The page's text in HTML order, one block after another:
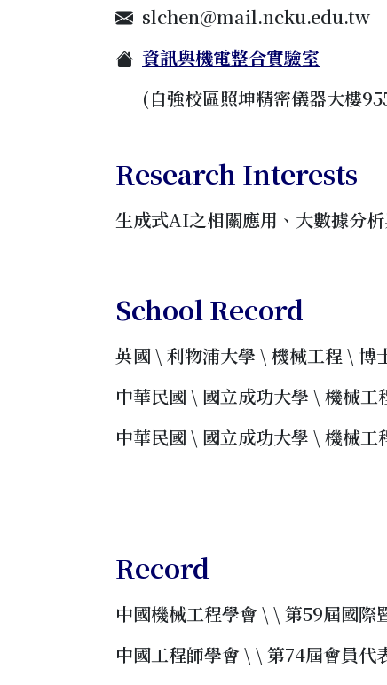
slchen@mail.ncku.edu.tw
資訊與機電整合實驗室
(自強校區照坤精密儀器大樓
Research Interests
生成式AI之相關應用、大數據分
School Record
英國 \ 利物浦大學 \ 機械工程 \ 博
中華民國 \ 國立成功大學 \ 機械
中華民國 \ 國立成功大學 \ 機械
Record
中國機械工程學會 \ \ 第59屆國
中國工程師學會 \ \ 第74屆會員